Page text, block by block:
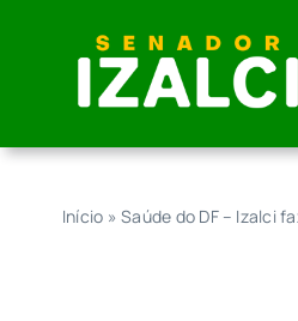
Início »Saúde do DF – Izalci